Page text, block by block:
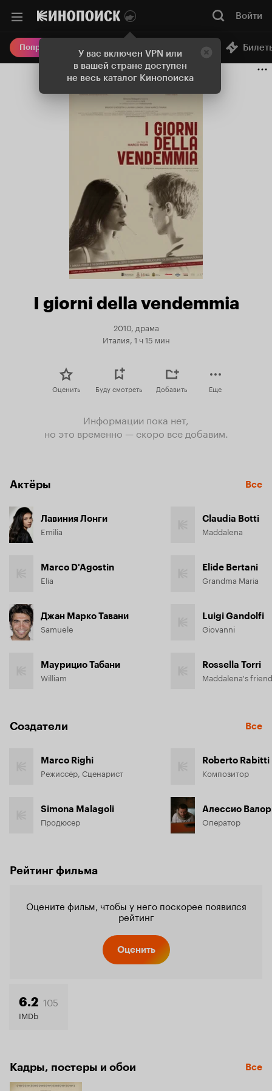
У вас включен VPN или
в вашей стране доступен
не весь каталог Кинопоиска
Войти
Попробовать Плюс Онлайн-кинотеатр
I giorni della vendemmia
2010, драма
Италия, 1 ч 15 мин
Оценить Буду смотреть Добавить Еще
Информации пока нет,
но это временно — скоро все добавим.
Актёры Все
Лавиния Лонги
Emilia
Marco D'Agostin
Elia
Джан Марко Тавани
Samuele
Маурицио Табани
William
Claudia Botti
Maddalena
Elide Bertani
Grandma Maria
Luigi Gandolfi
Giovanni
Rossella Torri
Maddalena's friend
Создатели Все
Marco Righi
Режиссёр, Сценарист
Simona Malagoli
Продюсер
Roberto Rabitti
Композитор
Алессио
Оператор
Рейтинг фильма
Оцените фильм, чтобы у него поскорее появился
рейтинг
Оценить
6.2 105
IMDb
Кадры, постеры и обои Все